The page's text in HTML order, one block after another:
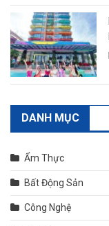
DANH MỤC
Ẩm Thực
Bất Động Sản
Công Nghệ